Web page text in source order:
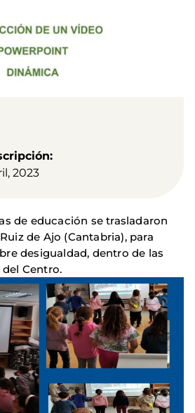
2023
de educación se trasladaron
de Ajo (Cantabria), para
desigualdad, dentro de las
Centro.